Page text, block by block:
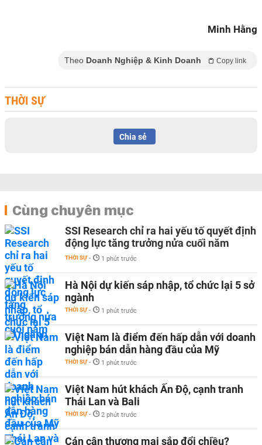
Minh Hằng
Theo Doanh Nghiệp & Kinh Doanh Copy link
THỜI SỰ
Chia sẻ
Cùng chuyên mục
SSI Research chỉ ra hai yếu tố quyết định
động lực tăng trưởng nửa cuối năm
THỜI SỰ - 1 phút trước
Hà Nội dự kiến sáp nhập, tổ chức lại 5 sở
ngành
THỜI SỰ - 1 phút trước
Việt Nam là điểm đến hấp dẫn với doanh
nghiệp bán dẫn hàng đầu của Mỹ
THỜI SỰ - 1 phút trước
Việt Nam hút khách Ấn Độ, cạnh tranh
Thái Lan và Bali
THỜI SỰ - 2 phút trước
Cán cân thương mại sắp đổi chiều?